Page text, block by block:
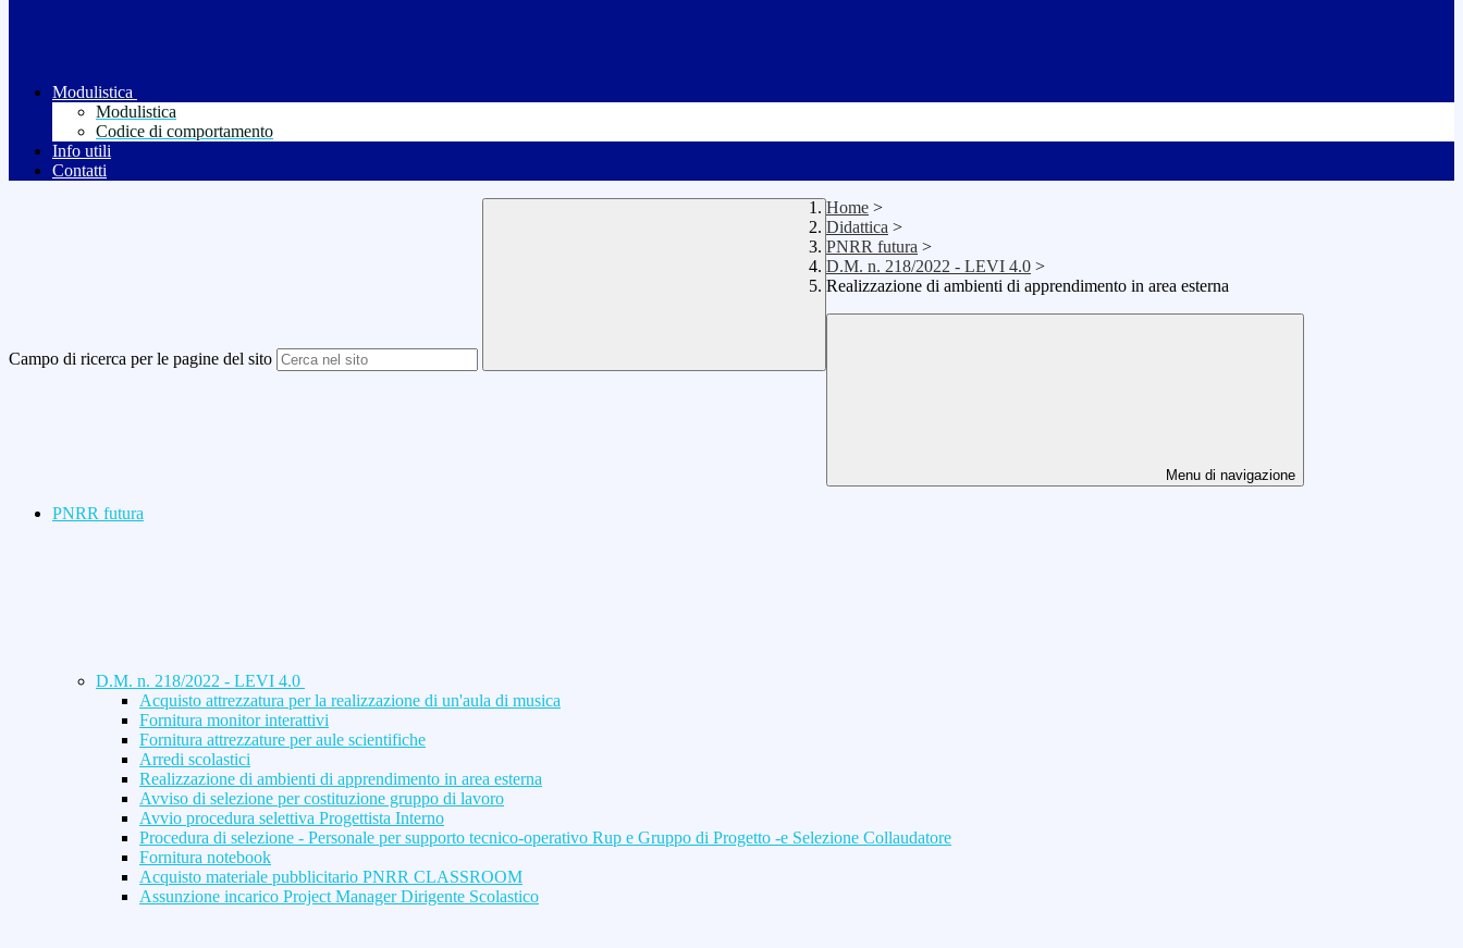
Modulistica
Modulistica
Codice di comportamento
Info utili
Contatti
Campo di ricerca per le pagine del sito
Home >
Didattica >
PNRR futura >
D.M. n. 218/2022 - LEVI 4.0 >
Realizzazione di ambienti di apprendimento in area esterna
Menu di navigazione
PNRR futura
D.M. n. 218/2022 - LEVI 4.0
Acquisto attrezzatura per la realizzazione di un'aula di musica
Fornitura monitor interattivi
Fornitura attrezzature per aule scientifiche
Arredi scolastici
Realizzazione di ambienti di apprendimento in area esterna
Avviso di selezione per costituzione gruppo di lavoro
Avvio procedura selettiva Progettista Interno
Procedura di selezione - Personale per supporto tecnico-operativo Rup e Gruppo di Progetto -e Selezione Collaudatore
Fornitura notebook
Acquisto materiale pubblicitario PNRR CLASSROOM
Assunzione incarico Project Manager Dirigente Scolastico